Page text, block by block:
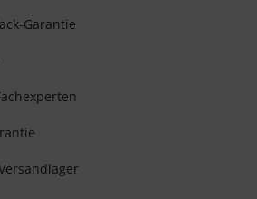
Garantie